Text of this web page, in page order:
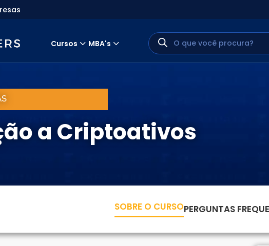
Cursos MBA's
a Criptoativos
SOBRE O CURSOPERGUNTAS